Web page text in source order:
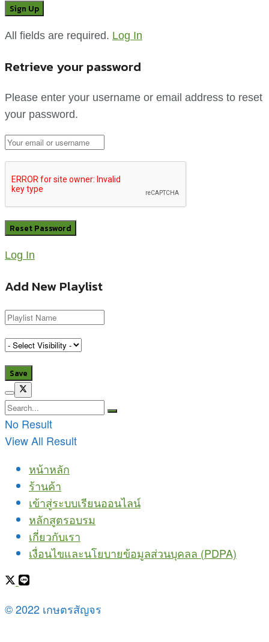
All fields are required. Log In
Retrieve your password
Please enter your username or email address to reset
your password.
Log In
Add New Playlist
No Result
View All Result
หน้าหลัก
ร้านค้า
เข้าสู่ระบบเรียนออนไลน์
หลักสูตรอบรม
เกี่ยวกับเรา
เงื่อนไขและนโยบายข้อมูลส่วนบุคลล (PDPA)
© 2022 เกษตรสัญจร